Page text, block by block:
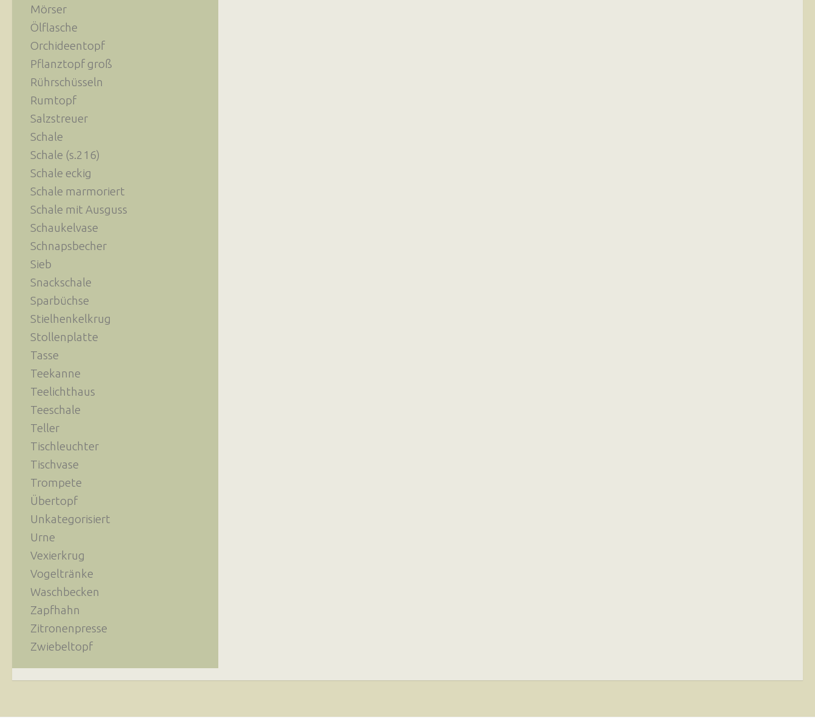
Mörser
Ölflasche
Orchideentopf
Pflanztopf groß
Rührschüsseln
Rumtopf
Salzstreuer
Schale
Schale (s.216)
Schale eckig
Schale marmoriert
Schale mit Ausguss
Schaukelvase
Schnapsbecher
Sieb
Snackschale
Sparbüchse
Stielhenkelkrug
Stollenplatte
Tasse
Teekanne
Teelichthaus
Teeschale
Teller
Tischleuchter
Tischvase
Trompete
Übertopf
Unkategorisiert
Urne
Vexierkrug
Vogeltränke
Waschbecken
Zapfhahn
Zitronenpresse
Zwiebeltopf